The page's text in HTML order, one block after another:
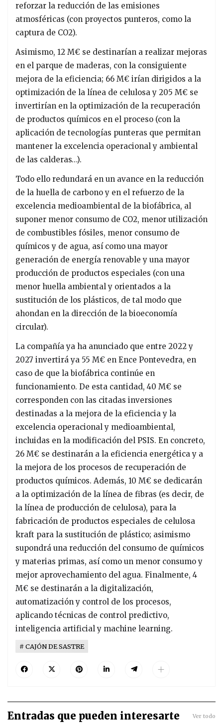
reforzar la reducción de las emisiones
atmosféricas (con proyectos punteros, como la
captura de CO2).
Asimismo, 12 M€ se destinarían a realizar mejoras
en el parque de maderas, con la consiguiente
mejora de la eficiencia; 66 M€ irían dirigidos a la
optimización de la línea de celulosa y 205 M€ se
invertirían en la optimización de la recuperación
de productos químicos en el proceso (con la
aplicación de tecnologías punteras que permitan
mantener la excelencia operacional y ambiental
de las calderas…).
Todo ello redundará en un avance en la reducción
de la huella de carbono y en el refuerzo de la
excelencia medioambiental de la biofábrica, al
suponer menor consumo de CO2, menor utilización
de combustibles fósiles, menor consumo de
químicos y de agua, así como una mayor
generación de energía renovable y una mayor
producción de productos especiales (con una
menor huella ambiental y orientados a la
sustitución de los plásticos, de tal modo que
ahondan en la dirección de la bioeconomía
circular).
La compañía ya ha anunciado que entre 2022 y
2027 invertirá ya 55 M€ en Ence Pontevedra, en
caso de que la biofábrica continúe en
funcionamiento. De esta cantidad, 40 M€ se
corresponden con las citadas inversiones
destinadas a la mejora de la eficiencia y la
excelencia operacional y medioambiental,
incluidas en la modificación del PSIS. En concreto,
26 M€ se destinarán a la eficiencia energética y a
la mejora de los procesos de recuperación de
productos químicos. Además, 10 M€ se dedicarán
a la optimización de la línea de fibras (es decir, de
la línea de producción de celulosa), para la
fabricación de productos especiales de celulosa
kraft para la sustitución de plástico; asimismo
supondrá una reducción del consumo de químicos
y materias primas, así como un menor consumo y
mejor aprovechamiento del agua. Finalmente, 4
M€ se destinarán a la digitalización,
automatización y control de los procesos,
aplicando técnicas de control predictivo,
inteligencia artificial y machine learning.
CAJÓN DE SASTRE
Entradas que pueden interesarte Ver todo